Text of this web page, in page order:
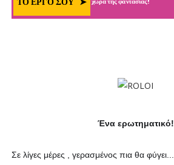
Ένα ερωτηματικό!
Σε λίγες μέρες , γερασμένος πια θα φύγει...